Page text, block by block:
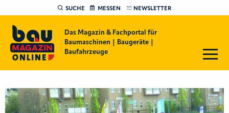
SUCHE MESSEN NEWSLETTER
Das Magazin & Fachportal für
Baumaschinen | Baugeräte |
Baufahrzeuge